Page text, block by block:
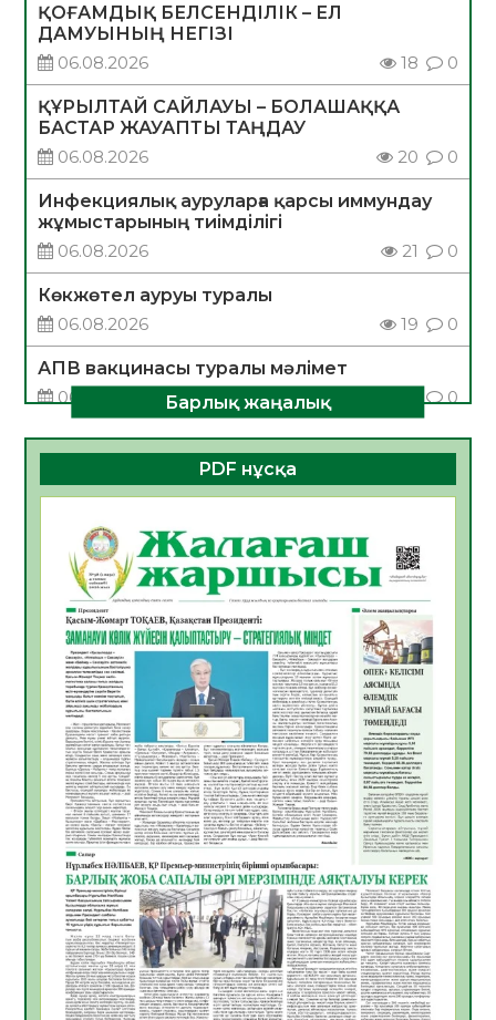
ҚОҒАМДЫҚ БЕЛСЕНДІЛІК – ЕЛ
ДАМУЫНЫҢ НЕГІЗІ
06.08.2026
18 0
ҚҰРЫЛТАЙ САЙЛАУЫ – БОЛАШАҚҚА
БАСТАР ЖАУАПТЫ ТАҢДАУ
06.08.2026
20 0
Инфекциялық ауруларға қарсы иммундау
жұмыстарының тиімділігі
06.08.2026
21 0
Көкжөтел ауруы туралы
06.08.2026
19 0
АПВ вакцинасы туралы мәлімет
06.08.2026
0
Open Air: Қызылорда облысы полиция
департаменті 20 мыңнан астам
көрерменнің қауіпсіздігін қамтамасыз етті
ҚЫЗЫЛОРДАДА «САНАЛЫ ҰРПАҚ –
ЖАРҚЫН БОЛАШАҚ» АТТЫ КЕҢЕЙТІЛГЕН
МӘЖІЛІС ӨТТІ
05.08.2026
32
Қазақстан Орталық Азиядағы көшуге ең
қолайлы ел атанды
05.08.2026
33
Өрт қауіпсіздігі талаптарын сақтау – әр
азаматтың міндеті
05.08.2026
33
Руслан Рүстемұлы облыс әкімінің
кеңесшісі болып тағайындалды
05.08.2026
31
Цифрландыру саласын дамыту аясында
салынатын жаңа орталықтың жобасы
талқыланды
Барлық жаңалық
PDF нұсқа